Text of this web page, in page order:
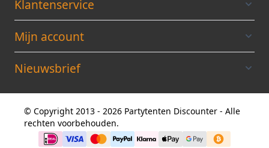
Klantenservice
Mijn account
Nieuwsbrief
© Copyright 2013 - 2026 Partytenten Discounter - Alle
rechten voorbehouden.